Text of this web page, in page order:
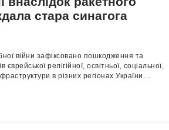
стара синагога
війни зафіксовано пошкодження та
релігійної, освітньої, соціальної,
в різних регіонах України....